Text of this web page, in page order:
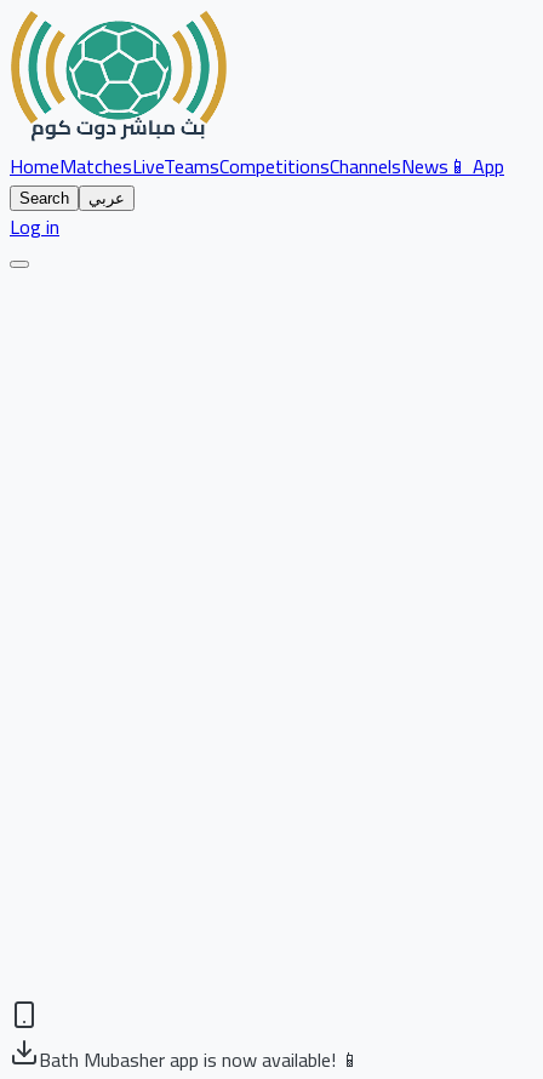
HomeMatchesLiveTeamsCompetitionsChannelsNews📱 App
Search عربي
Log in
Bath Mubasher app is now available! 📱